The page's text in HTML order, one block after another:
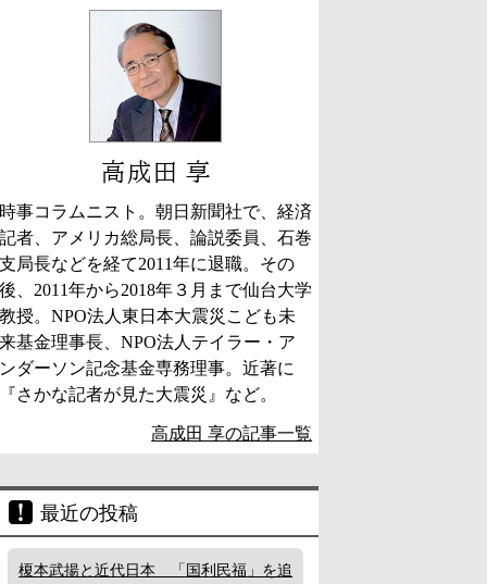
高成田 享
時事コラムニスト。朝日新聞社で、経済
記者、アメリカ総局長、論説委員、石巻
支局長などを経て2011年に退職。その
後、2011年から2018年３月まで仙台大学
教授。NPO法人東日本大震災こども未
来基金理事長、NPO法人テイラー・ア
ンダーソン記念基金専務理事。近著に
『さかな記者が見た大震災』など。
高成田 享の記事一覧
最近の投稿
榎本武揚と近代日本 「国利民福」を追